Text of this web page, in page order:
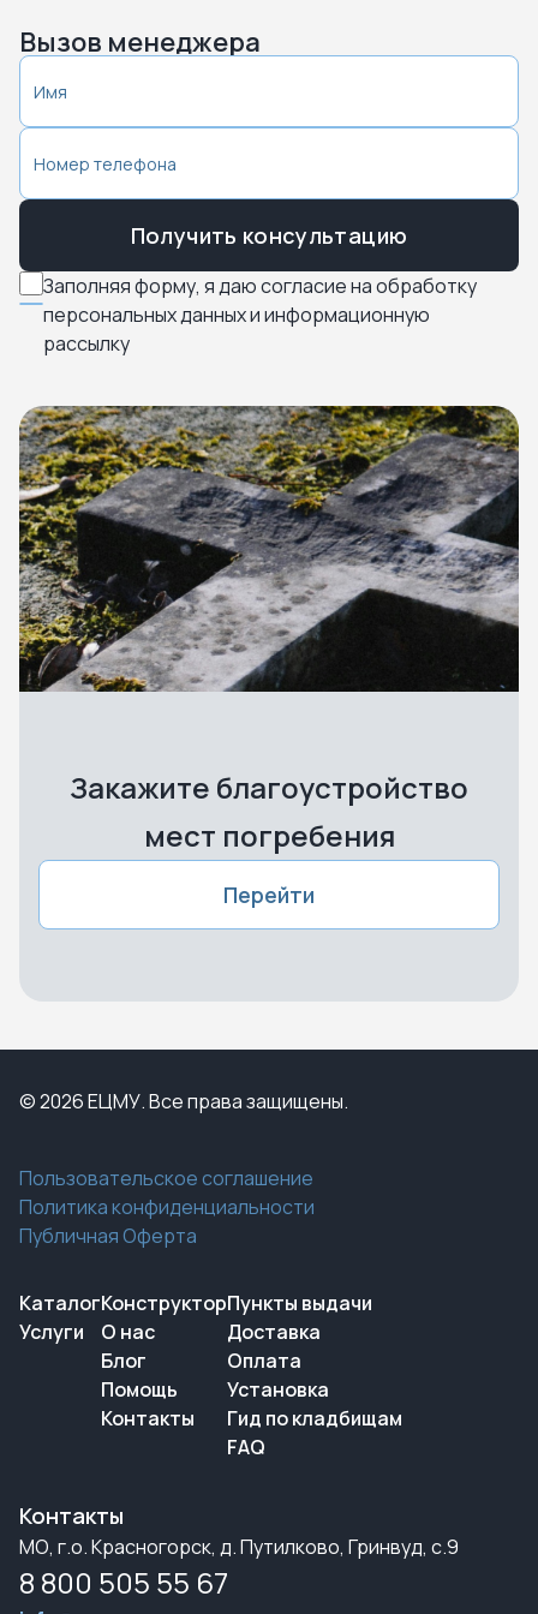
Вызов менеджера
Заполняя форму, я даю согласие на обработку
персональных данных и информационную
рассылку
Получить консультацию
Закажите благоустройство
мест погребения
Перейти
© 2026 ЕЦМУ. Все права защищены.
Пользовательское соглашение
Политика конфиденциальности
Публичная Оферта
Каталог
Услуги
Конструктор
О нас
Блог
Помощь
Контакты
Пункты выдачи
Доставка
Оплата
Установка
Гид по кладбищам
FAQ
Контакты
МО, г.о. Красногорск, д. Путилково, Гринвуд, с.9
8 800 505 55 67